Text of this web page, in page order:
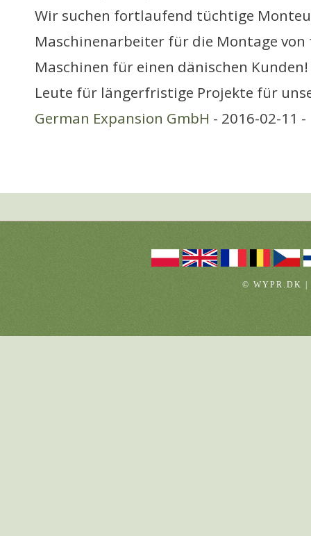
Wir suchen fortlaufend tüchtige
Maschinenarbeiter für die Montage von
Maschinen für einen dänischen
Leute für längerfristige Projekte für
German Expansion GmbH - 2016-02-11 -
© WYPR.DK